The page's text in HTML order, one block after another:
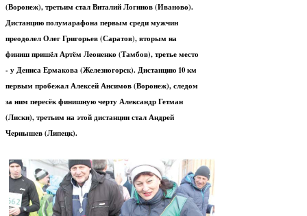
(Воронеж), третьим стал Виталий Логинов (Иваново).
Дистанцию полумарафона первым среди мужчин
преодолел Олег Григорьев (Саратов), вторым на
финиш пришёл Артём Леоненко (Тамбов), третье место
- у Дениса Ермакова (Железногорск). Дистанцию 10 км
первым пробежал Алексей Ансимов (Воронеж), следом
за ним пересёк финишную черту Александр Гетман
(Лиски), третьим на этой дистанции стал Андрей
Чернышев (Липецк).